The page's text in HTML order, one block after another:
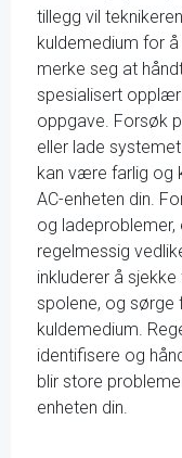
tillegg vil
kuldemedium for
merke seg at
spesialisert
oppgave. Forsøk
eller lade
kan være farlig og
AC-enheten din.
og ladeproblemer,
regelmessig
inkluderer å
spolene, og sørge
kuldemedium.
identifisere og
blir store
enheten din.